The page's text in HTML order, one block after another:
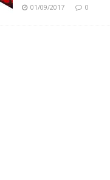
01/09/2017 0